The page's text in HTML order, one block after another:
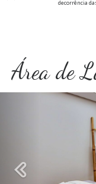
decorrência
Área de